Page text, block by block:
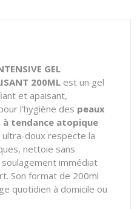
GEL
200ML est un gel
et apaisant,
l'hygiène des peaux
tendance atopique
ultra-doux respecte la
nettoie sans
immédiat
Son format de 200ml
quotidien à domicile ou